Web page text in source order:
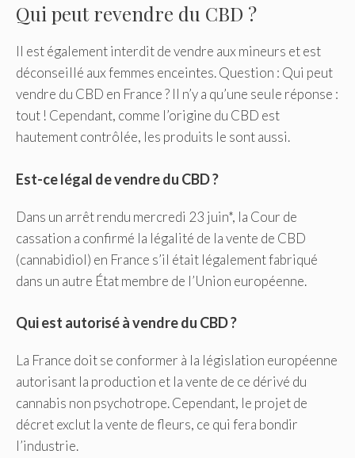
Qui peut revendre du CBD ?
Il est également interdit de vendre aux mineurs et est
déconseillé aux femmes enceintes. Question : Qui peut
vendre du CBD en France ? Il n’y a qu’une seule réponse :
tout ! Cependant, comme l’origine du CBD est
hautement contrôlée, les produits le sont aussi.
Est-ce légal de vendre du CBD ?
Dans un arrêt rendu mercredi 23 juin*, la Cour de
cassation a confirmé la légalité de la vente de CBD
(cannabidiol) en France s’il était légalement fabriqué
dans un autre État membre de l’Union européenne.
Qui est autorisé à vendre du CBD ?
La France doit se conformer à la législation européenne
autorisant la production et la vente de ce dérivé du
cannabis non psychotrope. Cependant, le projet de
décret exclut la vente de fleurs, ce qui fera bondir
l’industrie.